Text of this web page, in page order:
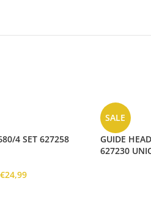
4 SET 627258
€24,99
SALE
GUIDE
627230